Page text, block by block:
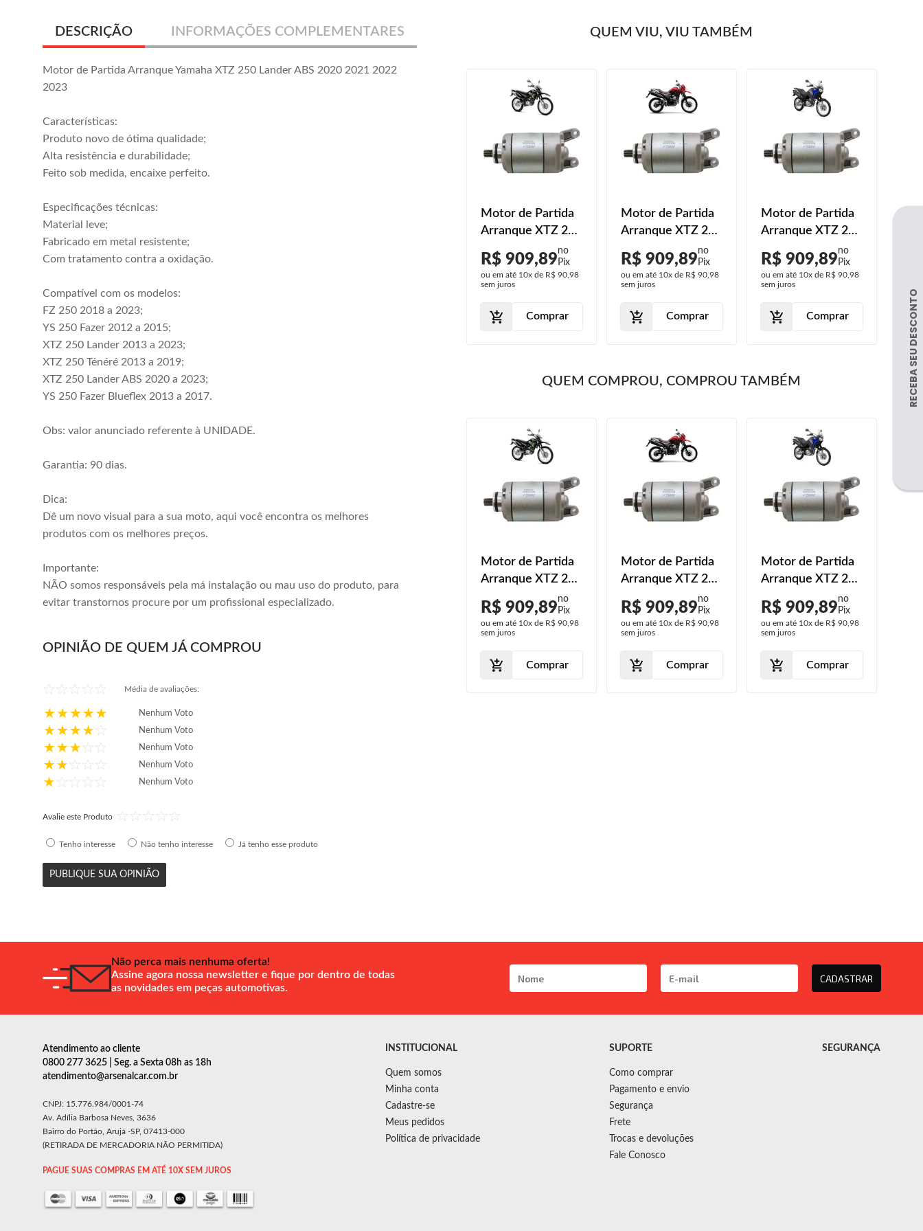
DESCRIÇÃO INFORMAÇÕES COMPLEMENTARES
Motor de Partida Arranque Yamaha XTZ 250 Lander ABS 2020 2021 2022
2023
Características:
Produto novo de ótima qualidade;
Alta resistência e durabilidade;
Feito sob medida, encaixe perfeito.
Especificações técnicas:
Material leve;
Fabricado em metal resistente;
Com tratamento contra a oxidação.
Compatível com os modelos:
FZ 250 2018 a 2023;
YS 250 Fazer 2012 a 2015;
XTZ 250 Lander 2013 a 2023;
XTZ 250 Ténéré 2013 a 2019;
XTZ 250 Lander ABS 2020 a 2023;
YS 250 Fazer Blueflex 2013 a 2017.
Obs: valor anunciado referente à UNIDADE.
Garantia: 90 dias.
Dica:
Dê um novo visual para a sua moto, aqui você encontra os melhores
produtos com os melhores preços.
Importante:
NÃO somos responsáveis pela má instalação ou mau uso do produto, para
evitar transtornos procure por um profissional especializado.
OPINIÃO DE QUEM JÁ COMPROU
Média de avaliações:
Nenhum Voto
Nenhum Voto
Nenhum Voto
Nenhum Voto
Nenhum Voto
Avalie este Produto
Tenho interesse Não tenho interesse Já tenho esse produto
PUBLIQUE SUA OPINIÃO
QUEM VIU, VIU TAMBÉM
Motor de Partida
Arranque XTZ 250
Lander 2013 2014
2015 2016 2017
2018 2019 2020
R$ 909,89
ou em até 10x de R$ 90,98
sem juros
Comprar
Motor de Partida
Arranque XTZ 250
Lander ABS 2020
2021 2022 2023
R$ 909,89
ou em até 10x de R$ 90,98
sem juros
Comprar
Motor de Partida
Arranque XTZ 250
Ténéré 2013 2014
2015 2016 2017
2018 2019
R$ 909,89
ou em até 10x de R$ 90,98
sem juros
Comprar
QUEM COMPROU, COMPROU TAMBÉM
Motor de Partida
Arranque XTZ 250
Lander 2013 2014
2015 2016 2017
2018 2019 2020
R$ 909,89
ou em até 10x de R$ 90,98
sem juros
Comprar
Motor de Partida
Arranque XTZ 250
Lander ABS 2020
2021 2022 2023
R$ 909,89
ou em até 10x de R$ 90,98
sem juros
Comprar
Motor de Partida
Arranque XTZ 250
Ténéré 2013 2014
2015 2016 2017
2018 2019
R$ 909,89
ou em até 10x de R$ 90,98
sem juros
Comprar
Não perca mais nenhuma oferta!
Assine agora nossa newsletter e fique por dentro de todas
as novidades em peças automotivas.
CADASTRAR
Atendimento ao cliente
0800 277 3625 | Seg. a Sexta 08h as 18h
atendimento@arsenalcar.com.br
CNPJ: 15.776.984/0001-74
Av. Adília Barbosa Neves, 3636
Bairro do Portão, Arujá -SP, 07413-000
(RETIRADA DE MERCADORIA NÃO PERMITIDA)
PAGUE SUAS COMPRAS EM ATÉ 10X SEM JUROS
INSTITUCIONAL
Quem somos
Minha conta
Cadastre-se
Meus pedidos
Política de privacidade
SUPORTE
Como comprar
Pagamento e envio
Segurança
Frete
Trocas e devoluções
Fale Conosco
SEGURANÇA